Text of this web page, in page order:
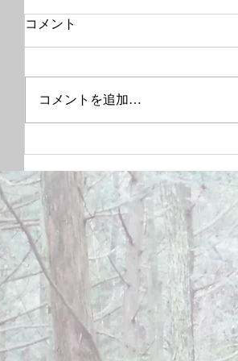
December 28, 2024
コメント
コメントを追加…